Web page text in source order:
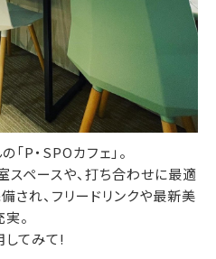
P・SPOカフェ」。
ペースや、打ち合わせに最適
され、フリードリンクや最新美
。
てみて!